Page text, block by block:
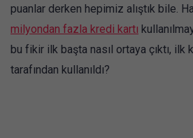
puanlar derken hepimiz alıştık bile.
milyondan fazla kredi kartı
bu fikir ilk başta nasıl ortaya çıktı, ilk
tarafından kullanıldı?